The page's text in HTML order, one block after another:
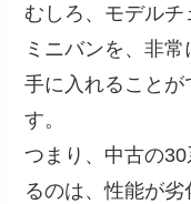
むしろ、モデル
ミニバンを、非
手に入れることが
す。
つまり、中古の
るのは、性能が